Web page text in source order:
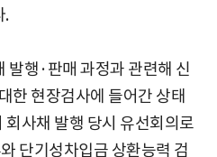
.
발행·판매 과정과 관련해 신
한 현장검사에 들어간 상태
사채 발행 당시 유선회의로
단기성차입금 상환능력 검